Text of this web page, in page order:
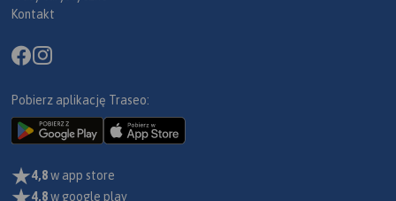
Kontakt
Pobierz aplikację Traseo:
4,8w app store
4,8w google play